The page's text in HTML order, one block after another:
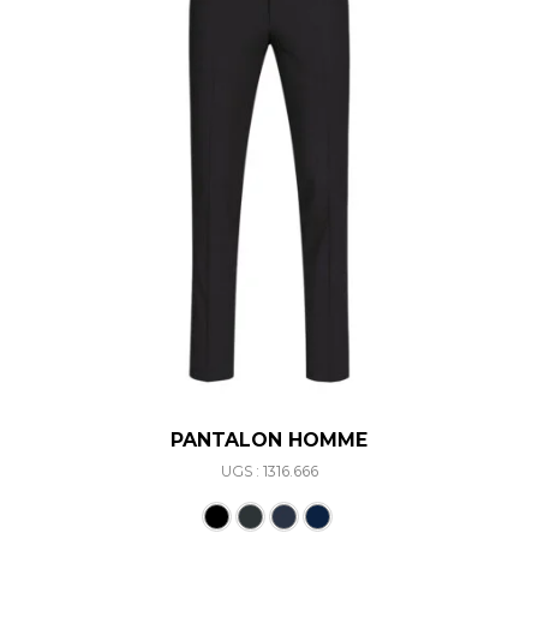
PANTALON HOMME
UGS : 1316.666